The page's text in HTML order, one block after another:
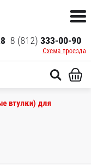
8 (812) 333-00-90
Схема проезда
втулки) для